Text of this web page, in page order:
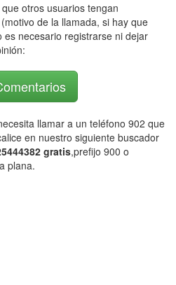
otros usuarios tengan
de la llamada, si hay que
es necesario registrarse ni dejar
llamar a un teléfono 902 que
en nuestro siguiente buscador
gratis,prefijo 900 o
plana.